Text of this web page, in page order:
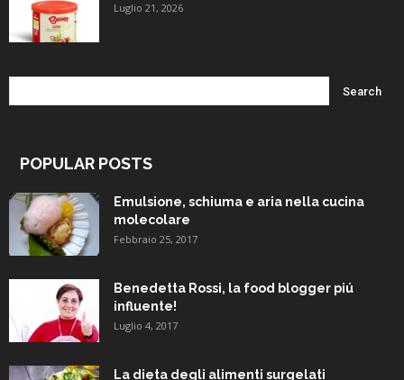
Luglio 21, 2026
POPULAR POSTS
Emulsione, schiuma e aria nella cucina
molecolare
Febbraio 25, 2017
Benedetta Rossi, la food blogger piú
influente!
Luglio 4, 2017
La dieta degli alimenti surgelati